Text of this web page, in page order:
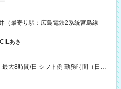
（最寄り駅：広島電鉄2系統宮島線
あき
大8時間/日 シフト例 勤務時間（日
時間8時間 待機休憩2時間）（日勤1回